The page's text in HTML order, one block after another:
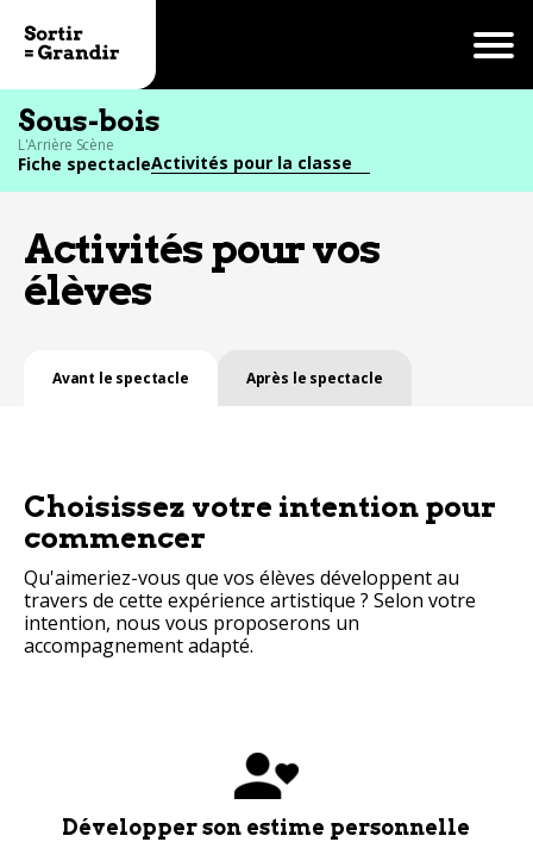
Sous-bois
L'Arrière Scène
Fiche spectacleActivités pour la classe
Activités pour vos
élèves
Avant le spectacle Après le spectacle
Choisissez votre intention pour
commencer
Qu'aimeriez-vous que vos élèves développent au
travers de cette expérience artistique ? Selon votre
intention, nous vous proposerons un
accompagnement adapté.
Développer son estime personnelle